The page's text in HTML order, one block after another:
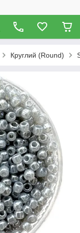
Круглий (Round)